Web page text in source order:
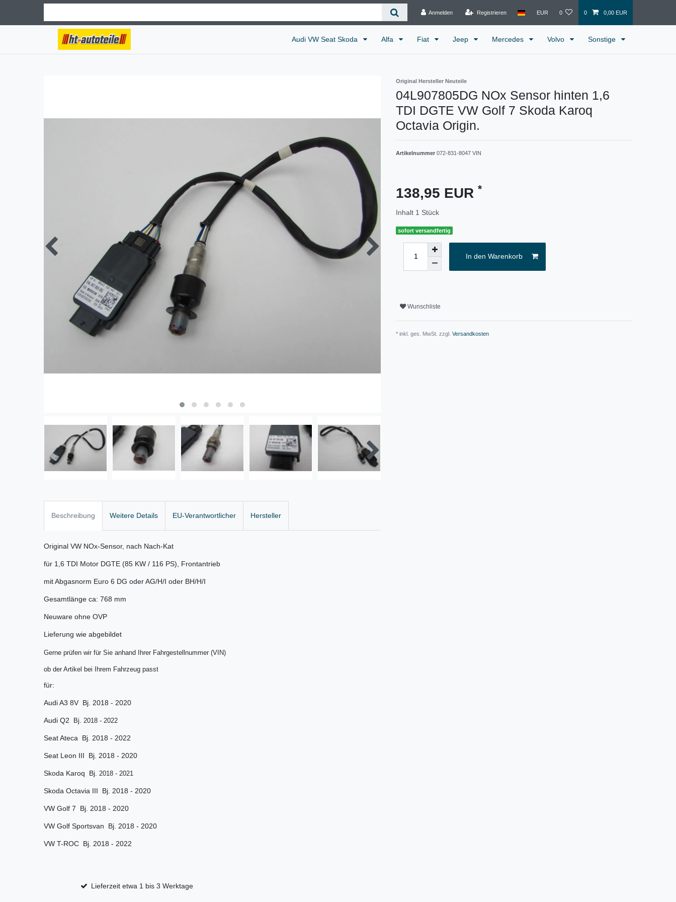
Anmelden Registrieren EUR 0 0 0,00 EUR
Audi VW Seat Skoda Alfa Fiat Jeep Mercedes Volvo Sonstige
Original Hersteller Neuteile
04L907805DG NOx Sensor hinten 1,6
TDI DGTE VW Golf 7 Skoda Karoq
Octavia Origin.
Artikelnummer 072-831-8047 VIN
138,95 EUR *
Inhalt 1 Stück
sofort versandfertig
In den Warenkorb
Wunschliste
* inkl. ges. MwSt. zzgl. Versandkosten
Beschreibung Weitere Details EU-Verantwortlicher Hersteller
Original VW NOx-Sensor, nach Nach-Kat
für 1,6 TDI Motor DGTE (85 KW / 116 PS), Frontantrieb
mit Abgasnorm Euro 6 DG oder AG/H/I oder BH/H/I
Gesamtlänge ca: 768 mm
Neuware ohne OVP
Lieferung wie abgebildet
Gerne prüfen wir für Sie anhand Ihrer Fahrgestellnummer (VIN)
ob der Artikel bei Ihrem Fahrzeug passt
für:
Audi A3 8V Bj. 2018 - 2020
Audi Q2 Bj. 2018 - 2022
Seat Ateca Bj. 2018 - 2022
Seat Leon III Bj. 2018 - 2020
Skoda Karoq Bj. 2018 - 2021
Skoda Octavia III Bj. 2018 - 2020
VW Golf 7 Bj. 2018 - 2020
VW Golf Sportsvan Bj. 2018 - 2020
VW T-ROC Bj. 2018 - 2022
Lieferzeit etwa 1 bis 3 Werktage